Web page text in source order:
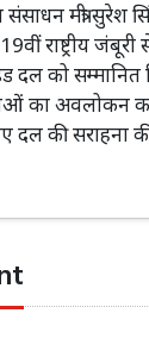
मंत्री सुरेश
राष्ट्रीय
दल को सम्मानित
का अवलोकन
दल की सराहना